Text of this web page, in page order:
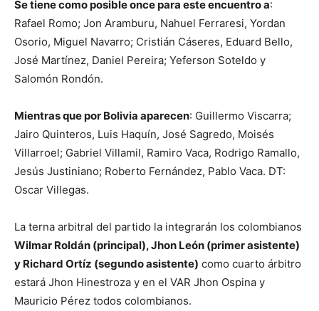
Se tiene como posible once para este encuentro a:
Rafael Romo; Jon Aramburu, Nahuel Ferraresi, Yordan
Osorio, Miguel Navarro; Cristián Cáseres, Eduard Bello,
José Martínez, Daniel Pereira; Yeferson Soteldo y
Salomón Rondón.
Mientras que por Bolivia aparecen: Guillermo Viscarra;
Jairo Quinteros, Luis Haquín, José Sagredo, Moisés
Villarroel; Gabriel Villamil, Ramiro Vaca, Rodrigo Ramallo,
Jesús Justiniano; Roberto Fernández, Pablo Vaca. DT:
Oscar Villegas.
La terna arbitral del partido la integrarán los colombianos
Wilmar Roldán (principal), Jhon León (primer asistente)
y Richard Ortíz (segundo asistente) como cuarto árbitro
estará Jhon Hinestroza y en el VAR Jhon Ospina y
Mauricio Pérez todos colombianos.